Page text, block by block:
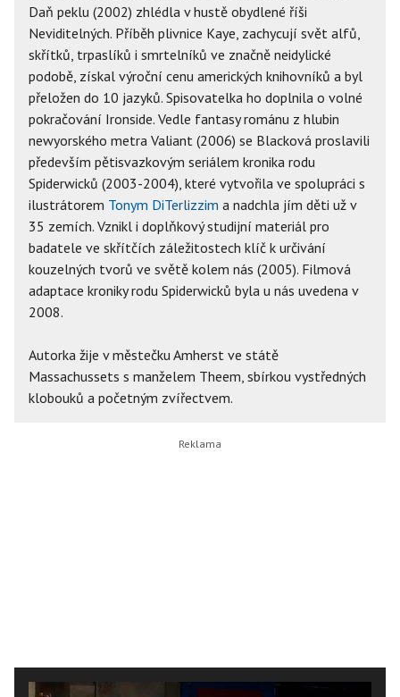
Daň peklu (2002) zhlédla v hustě obydlené říši
Neviditelných. Příběh plivnice Kaye, zachycují svět alfů,
skřítků, trpaslíků i smrtelníků ve značně neidylické
podobě, získal výroční cenu amerických knihovníků a byl
přeložen do 10 jazyků. Spisovatelka ho doplnila o volné
pokračování Ironside. Vedle fantasy románu z hlubin
newyorského metra Valiant (2006) se Blacková proslavili
především pětisvazkovým seriálem kronika rodu
Spiderwicků (2003-2004), které vytvořila ve spolupráci s
ilustrátorem Tonym DiTerlizzim a nadchla jím děti už v
35 zemích. Vznikl i doplňkový studijní materiál pro
badatele ve skřítčích záležitostech klíč k určivání
kouzelných tvorů ve světě kolem nás (2005). Filmová
adaptace kroniky rodu Spiderwicků byla u nás uvedena v
2008.
Autorka žije v městečku Amherst ve státě
Massachussets s manželem Theem, sbírkou vystředných
klobouků a početným zvířectvem.